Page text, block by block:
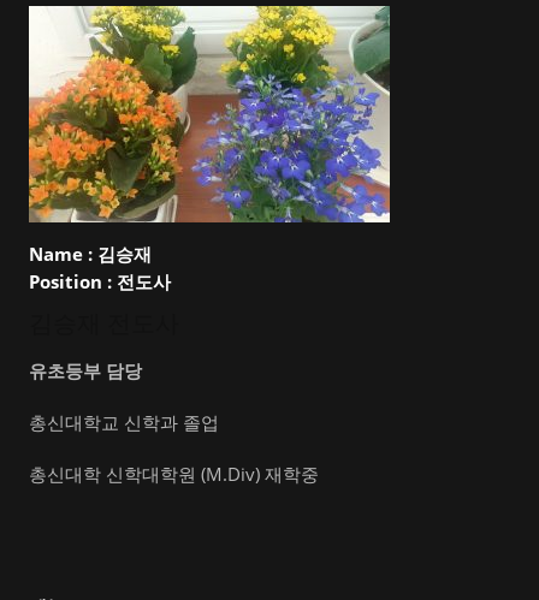
Name : 김승재
Position : 전도사
유초등부 담당
총신대학교 신학과 졸업
총신대학 신학대학원 (M.Div) 재학중